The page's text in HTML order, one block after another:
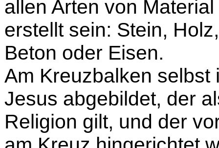
allen Arten von Material
erstellt sein: Stein, Holz,
Beton oder Eisen.
Am Kreuzbalken selbst
Jesus abgebildet, der
Religion gilt, und der